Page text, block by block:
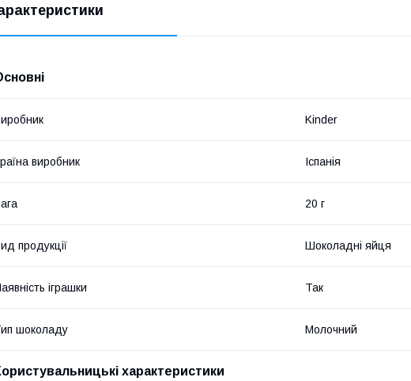
Kinder
виробник Іспанія
20 г
продукції Шоколадні яйця
іграшки Так
шоколаду Молочний
характеристики